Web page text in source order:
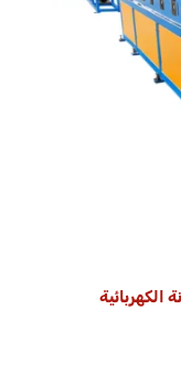
الكهربائية